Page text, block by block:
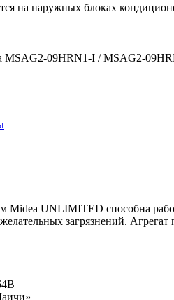
на наружных блоках
MSAG2-09HRN1-I / MSAG2-
Midea UNLIMITED способна
загрязнений.